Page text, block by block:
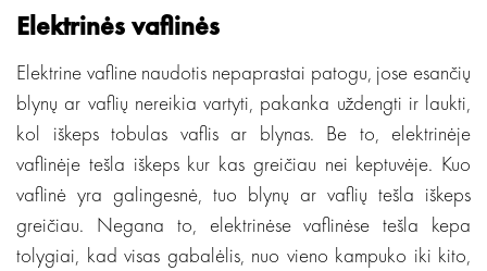
Elektrinės vaflinės
Elektrine vafline naudotis nepaprastai patogu, jose esančių
blynų ar vaflių nereikia vartyti, pakanka uždengti ir laukti,
kol iškeps tobulas vaflis ar blynas. Be to, elektrinėje
vaflinėje tešla iškeps kur kas greičiau nei keptuvėje. Kuo
vaflinė yra galingesnė, tuo blynų ar vaflių tešla iškeps
greičiau. Negana to, elektrinėse vaflinėse tešla kepa
tolygiai, kad visas gabalėlis, nuo vieno kampuko iki kito,